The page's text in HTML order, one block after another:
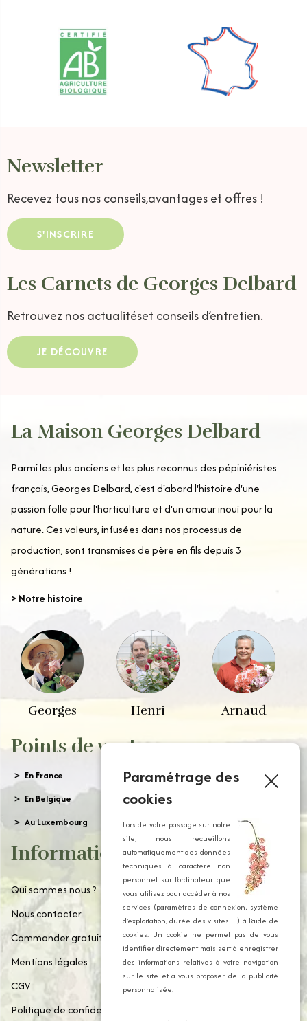
Newsletter
Recevez tous nos conseils,avantages et offres !
S'INSCRIRE
Les Carnets de Georges Delbard
Retrouvez nos actualitéset conseils d’entretien.
JE DÉCOUVRE
La Maison Georges Delbard
Parmi les plus anciens et les plus reconnus des pépiniéristes
français, Georges Delbard, c'est d'abord l'histoire d'une
passion folle pour l'horticulture et d'un amour inouï pour la
nature. Ces valeurs, infusées dans nos processus de
production, sont transmises de père en fils depuis 3
générations !
> Notre histoire
Georges Henri Arnaud
Points de vente
En France
En Belgique
Au Luxembourg
Informations
Qui sommes nous ?
Nous contacter
Commander gratuitement notre catalogue
Mentions légales
CGV
Politique de confidentialité
Paramétrage des
cookies
Lors de votre passage sur notre
site, nous recueillons
automatiquement des données
techniques à caractère non
personnel sur l’ordinateur que
vous utilisez pour accéder à nos
services (paramètres de connexion, système
d’exploitation, durée des visites…) à l’aide de
cookies. Un cookie ne permet pas de vous
identifier directement mais sert à enregistrer
des informations relatives à votre navigation
sur le site et à vous proposer de la publicité
personnalisée.